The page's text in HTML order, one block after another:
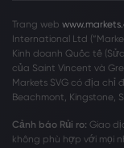
Trang web
International Ltd
Kinh doanh Quốc tế
của Saint Vincent và
Markets SVG có địa chỉ
Beachmont, Kingstone,
Cảnh báo Rủi ro: Giao
không phù hợp với mọi